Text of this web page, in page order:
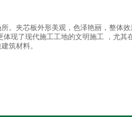
。夹芯板外形美观，色泽艳丽，整体效
现了现代施工工地的文明施工 ，尤其
筑材料。